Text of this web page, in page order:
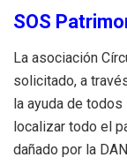
SOS
La asociación
solicitado, a
la ayuda de
localizar todo el
dañado por la